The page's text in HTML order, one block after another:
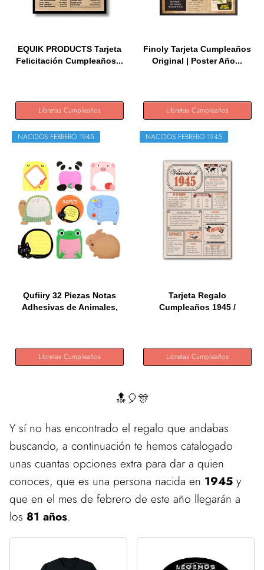
EQUIK PRODUCTS Tarjeta
Felicitación Cumpleaños...
Libretas Cumpleaños
Finoly Tarjeta Cumpleaños
Original | Poster Año...
Libretas Cumpleaños
NACIDOS FEBRERO 1945
Qufiiry 32 Piezas Notas
Adhesivas de Animales,
Libretas Cumpleaños
NACIDOS FEBRERO 1945
Tarjeta Regalo
Cumpleaños 1945 /
Libretas Cumpleaños
🔝🎈🎊
Y sí no has encontrado el regalo que andabas
buscando, a continuación te hemos catalogado
unas cuantas opciones extra para dar a quien
conoces, que es una persona nacida en 1945 y
que en el mes de febrero de este año llegarán a
los 81 años.